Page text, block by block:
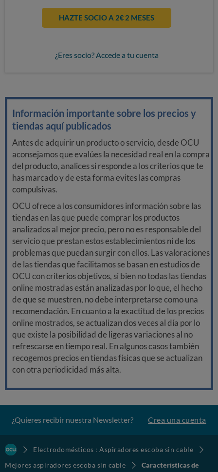
HAZTE SOCIO A 2€ 2 MESES
¿Eres socio? Accede a tu cuenta
Información importante sobre los precios y
tiendas aquí publicados
Antes de adquirir un producto o servicio, desde OCU
aconsejamos que evalúes la necesidad real en la compra
del producto, analices si responde a los criterios que te
has marcado y de esta forma evites las compras
compulsivas.
OCU ofrece a los consumidores información sobre las
tiendas en las que puede comprar los productos
analizados al mejor precio, pero no es responsable del
servicio que prestan estos establecimientos ni de los
problemas que puedan surgir con ellos. Las valoraciones
de las tiendas que facilitamos se basan en estudios de
OCU con criterios objetivos, si bien no todas las tiendas
online mostradas están analizadas por lo que, el hecho
de que se muestren, no debe interpretarse como una
recomendación. En cuanto a la exactitud de los precios
online mostrados, se actualizan dos veces al día por lo
que existe la posibilidad de ligeras variaciones al no
refrescarse en tiempo real. En algunos casos también
recogemos precios en tiendas físicas que se actualizan
con otra periodicidad más alta.
¿Quieres recibir nuestra Newsletter? Crea una cuenta
Electrodomésticos : Aspiradores escoba sin cable
Mejores aspiradores escoba sin cable
Características de